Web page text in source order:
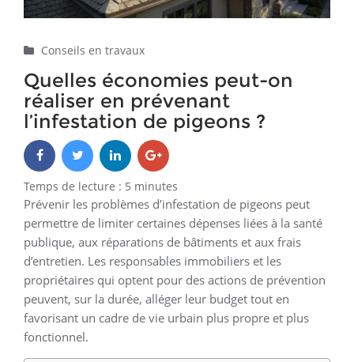
Conseils en travaux
Quelles économies peut-on
réaliser en prévenant
l’infestation de pigeons ?
Temps de lecture : 5 minutes
Prévenir les problèmes d’infestation de pigeons peut
permettre de limiter certaines dépenses liées à la santé
publique, aux réparations de bâtiments et aux frais
d’entretien. Les responsables immobiliers et les
propriétaires qui optent pour des actions de prévention
peuvent, sur la durée, alléger leur budget tout en
favorisant un cadre de vie urbain plus propre et plus
fonctionnel.